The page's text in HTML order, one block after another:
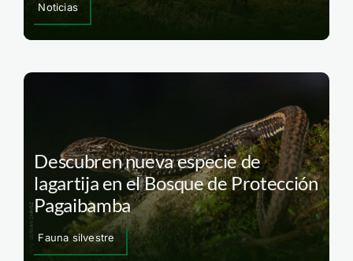
Noticias
Descubren nueva especie de
lagartija en el Bosque de Protección
Pagaibamba
Fauna silvestre